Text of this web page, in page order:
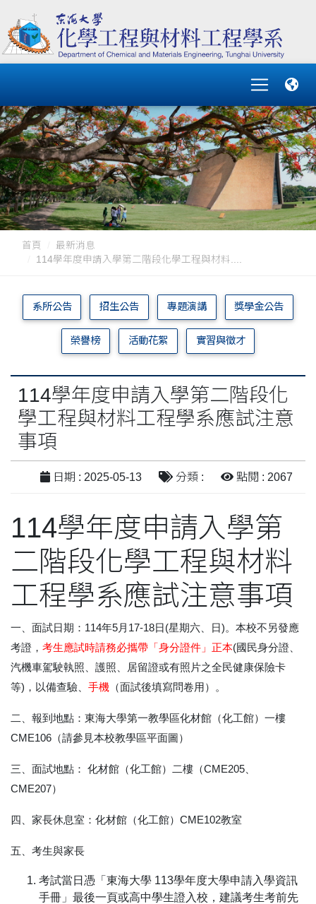
首頁
最新消息
114學年度申請入學第二階段化學工程與材料....
系所公告 招生公告 專題演講 獎學金公告
榮譽榜 活動花絮 實習與徵才
114學年度申請入學第二階段化
學工程與材料工程學系應試注意
事項
日期 : 2025-05-13 分類 : 點閱 : 2067
114學年度申請入學第
二階段化學工程與材料
工程學系應試注意事項
一、面試日期：114年5月17-18日(星期六、日)。本校不另發應
考證， 考生應試時請務必攜帶 「身分證件」正本(國民身分證、
汽機車駕駛執照、護照、居留證或有照片之全民健康保險卡
等)，以備查驗、 手機 （面試後填寫問卷用）。
二、報到地點：東海大學第一教學區化材館（化工館）一樓
CME106（請參見本校教學區平面圖）
三、面試地點： 化材館（化工館）二樓（CME205、
CME207）
四、家長休息室：化材館（化工館）CME102教室
五、考生與家長
考試當日憑「東海大學 113學年度大學申請入學資訊
手冊」最後一頁或高中學生證入校，建議考生考前先